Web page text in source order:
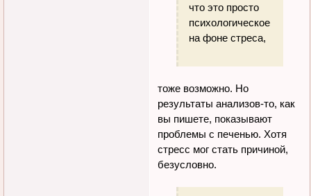
что это просто
психологическое
на фоне стреса,
тоже возможно. Но
результаты анализов-то, как
вы пишете, показывают
проблемы с печенью. Хотя
стресс мог стать причиной,
безусловно.